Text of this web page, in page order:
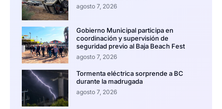
agosto 7, 2026
Gobierno Municipal participa en
coordinación y supervisión de
seguridad previo al Baja Beach Fest
agosto 7, 2026
Tormenta eléctrica sorprende a BC
durante la madrugada
agosto 7, 2026